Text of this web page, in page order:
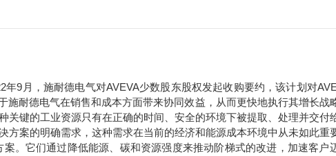
9月，施耐德电气对AVEVA少数股东股权发起收购要约，该计划对
耐德电气在销售和成本方面带来协同效益，从而更快地执行其增长战
键的工业资源只有在正确的时间、安全的环境下被提取、处理并交付
案的明确需求，这种需求在当前的经济和能源成本环境中从未如此重
。它们通过降低能源、碳和资源强度来推动阶梯式的改进，加速客户